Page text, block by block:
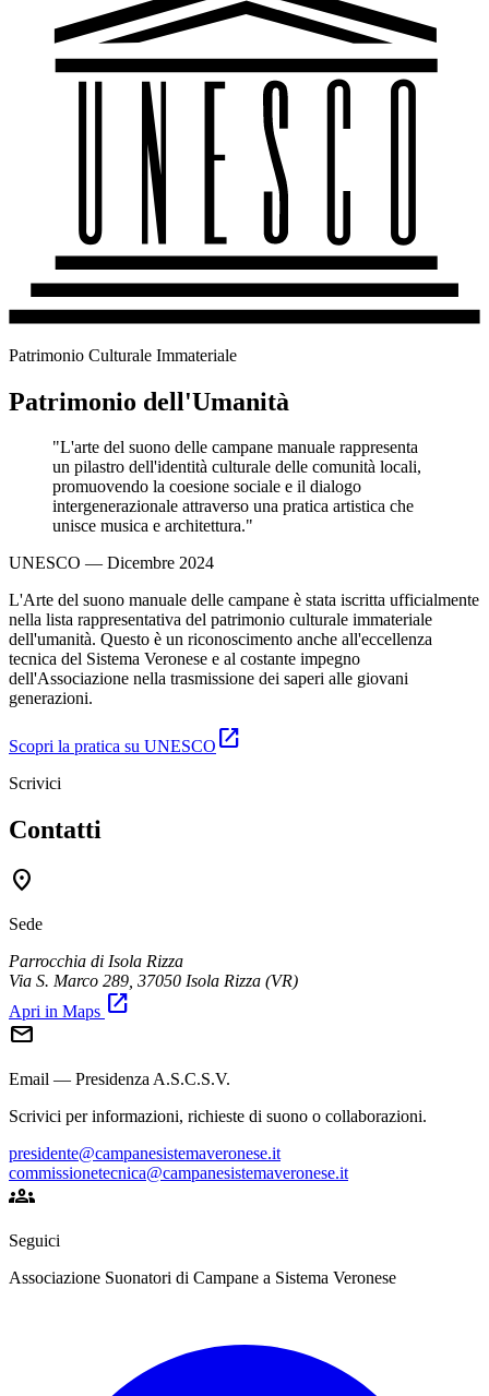
Patrimonio Culturale Immateriale
Patrimonio dell'Umanità
"L'arte del suono delle campane manuale rappresenta
un pilastro dell'identità culturale delle comunità locali,
promuovendo la coesione sociale e il dialogo
intergenerazionale attraverso una pratica artistica che
unisce musica e architettura."
UNESCO — Dicembre 2024
L'Arte del suono manuale delle campane è stata iscritta ufficialmente
nella lista rappresentativa del patrimonio culturale immateriale
dell'umanità. Questo è un riconoscimento anche all'eccellenza
tecnica del Sistema Veronese e al costante impegno
dell'Associazione nella trasmissione dei saperi alle giovani
generazioni.
Scopri la pratica su UNESCO open_in_new
Scrivici
Contatti
location_on
Sede
Parrocchia di Isola Rizza
Via S. Marco 289, 37050 Isola Rizza (VR)
Apri in Maps open_in_new
mail
Email — Presidenza A.S.C.S.V.
Scrivici per informazioni, richieste di suono o collaborazioni.
presidente@campanesistemaveronese.it
commissionetecnica@campanesistemaveronese.it
groups
Seguici
Associazione Suonatori di Campane a Sistema Veronese